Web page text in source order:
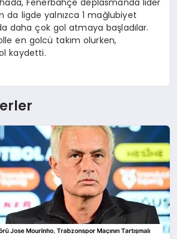
Fenerbahçe deplasmanda lider
da ligde yalnızca 1 mağlubiyet
daha çok gol atmaya başladılar.
en golcü takım olurken,
kaydetti.